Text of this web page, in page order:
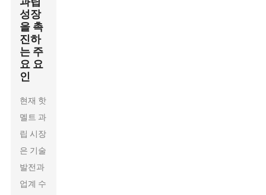
성장
을 촉
진하
는 주
요 요
인
현재 핫
멜트 과
립 시장
은 기술
발전과
업계 수